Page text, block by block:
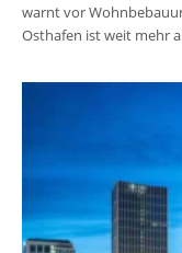
warnt vor
Osthafen ist weit mehr